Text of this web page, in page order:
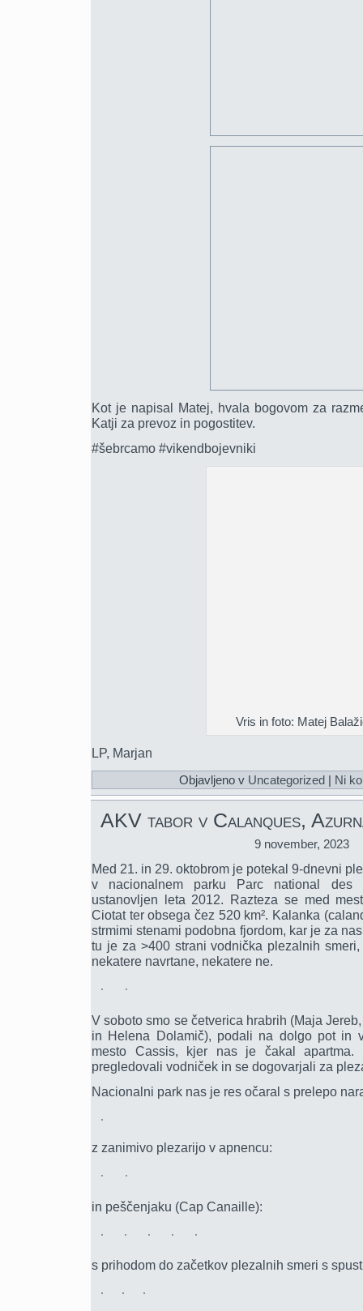
Kot je napisal Matej, hvala bogovom za
Katji za prevoz in pogostitev.
#šebrcamo #vikendbojevniki
Vris in foto: Matej
LP, Marjan
Objavljeno v Uncategorized | Ni
AKV tabor v Calanques,
9 november, 2023
Med 21. in 29. oktobrom je potekal 9-dnevni
v nacionalnem parku Parc national
ustanovljen leta 2012. Razteza se med
Ciotat ter obsega čez 520 km². Kalanka
strmimi stenami podobna fjordom, kar je za
tu je za >400 strani vodnička plezalnih
nekatere navrtane, nekatere ne.
V soboto smo se četverica hrabrih (Maja
in Helena Dolamič), podali na dolgo pot in
mesto Cassis, kjer nas je čakal apartma.
pregledovali vodniček in se dogovarjali za
Nacionalni park nas je res očaral s prelepo
z zanimivo plezarijo v apnencu:
in peščenjaku (Cap Canaille):
s prihodom do začetkov plezalnih smeri s